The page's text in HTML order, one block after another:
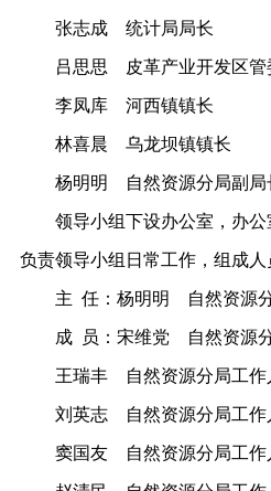
张志成 统计局局长
吕思思 皮革产业开发区
李凤库 河西镇镇长
林喜晨 乌龙坝镇镇长
杨明明 自然资源分局副局
领导小组下设办公室，办公
负责领导小组日常工作，组成人
主 任：杨明明 自然资源
成 员：宋维党 自然资源
王瑞丰 自然资源分局工作
刘英志 自然资源分局工作
窦国友 自然资源分局工作